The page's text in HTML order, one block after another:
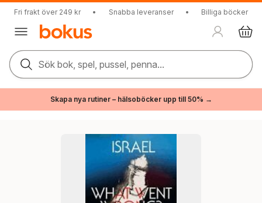
Fri frakt över 249 kr • Snabba leveranser • Billiga böcker
Sök bok, spel, pussel, penna...
Skapa nya rutiner – hälsoböcker upp till 50% →